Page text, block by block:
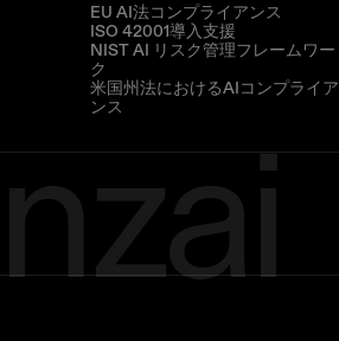
EU AI法コンプライアンス
ISO 42001導入支援
NIST AI リスク管理フレームワー
ク
米国州法におけるAIコンプライア
ンス